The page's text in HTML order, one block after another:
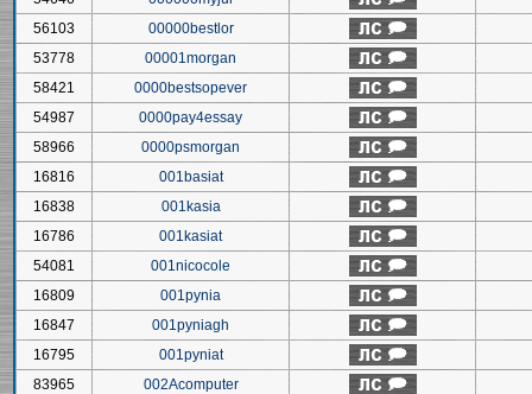
56103
00000bestlor
53778
00001morgan
58421
0000bestsopever
54987
0000pay4essay
58966
0000psmorgan
16816
001basiat
16838
001kasia
16786
001kasiat
54081
001nicocole
16809
001pynia
16847
001pyniagh
16795
001pyniat
83965
002Acomputer